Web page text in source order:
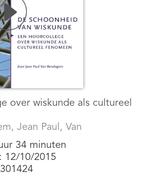
over wiskunde als cultureel
Jean Paul, Van
34 minuten
12/10/2015